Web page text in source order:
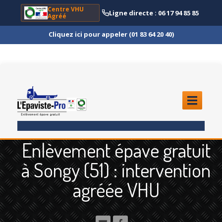
Centre VHU
Agréé
Ligne directe : 06 17 94 85 85
Cliquez ici pour appeler (01 83 64 20 40)
ENLÈVEMENTÉPAVE
Quoi ?
Scooteret Moto
Camion
et Poids Lourd
Enlèvement épave gratuit
à Songy (51) : intervention
agréée VHU